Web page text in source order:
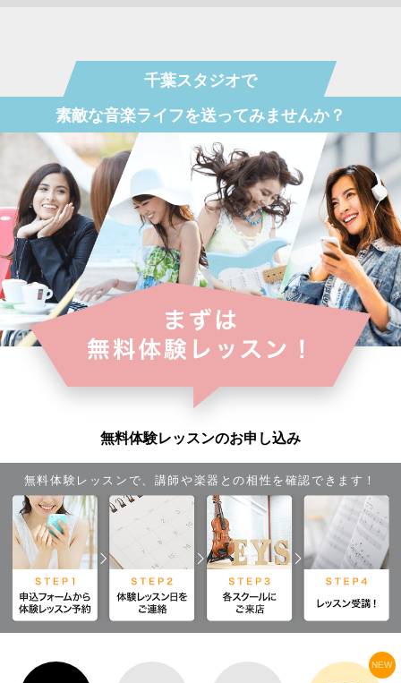
千葉スタジオで
素敵な音楽ライフを送ってみませんか？
無料体験レッスンのお申し込み
無料体験レッスンで、講師や楽器との相性を確認できます！